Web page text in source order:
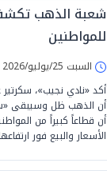
شعبة الذهب
للمواطنين
السبت 25/يوليو/2026 - 11:00 م
أكد «نادي نجيب»، سكرتير
أن الذهب ظل وسيبقى
أن قطاعاً كبيراً من
الأسعار والبيع فور